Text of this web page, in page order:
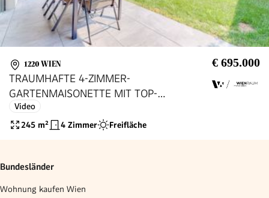
1220 WIEN € 695.000
TRAUMHAFTE 4-ZIMMER-
GARTENMAISONETTE MIT TOP-
AUSSTATTUNG & GARAGENPLATZ | 5
MINUTEN ZUR LOBAU
Video
245 m² 4 Zimmer Freifläche
Bundesländer
Wohnung kaufen Wien